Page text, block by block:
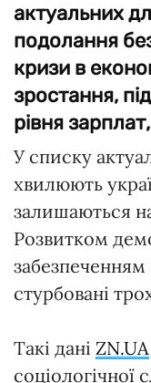
актуальних
подолання
кризи в
зростання,
рівня
У списку
хвилюють
залишаються
Розвитком
стурбовані
Такі дані ZN.UA